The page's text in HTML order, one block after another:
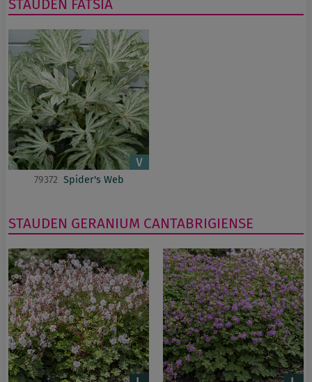
STAUDEN FATSIA
79372 Spider's Web
STAUDEN GERANIUM CANTABRIGIENSE